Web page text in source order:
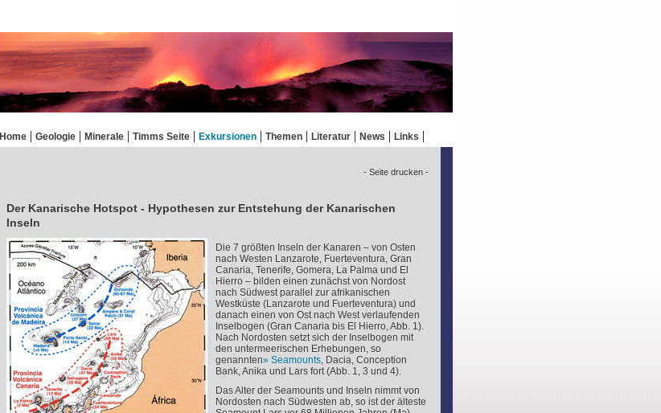
Home Geologie Minerale Timms Seite Exkursionen Themen Literatur News Links
- Seite drucken -
Der Kanarische Hotspot - Hypothesen zur Entstehung der Kanarischen
Inseln
Die 7 größten Inseln der Kanaren – von Osten
nach Westen Lanzarote, Fuerteventura, Gran
Canaria, Tenerife, Gomera, La Palma und El
Hierro – bilden einen zunächst von Nordost
nach Südwest parallel zur afrikanischen
Westküste (Lanzarote und Fuerteventura) und
danach einen von Ost nach West verlaufenden
Inselbogen (Gran Canaria bis El Hierro, Abb. 1).
Nach Nordosten setzt sich der Inselbogen mit
den untermeerischen Erhebungen, so
genannten
Seamounts, Dacia, Conception
Bank, Anika und Lars fort (Abb. 1, 3 und 4).
Das Alter der Seamounts und Inseln nimmt von
Nordosten nach Südwesten ab, so ist der älteste